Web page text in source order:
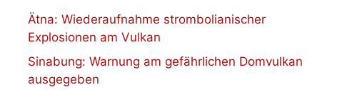
Ätna: Wiederaufnahme strombolianischer
Explosionen am Vulkan
Sinabung: Warnung am gefährlichen Domvulkan
ausgegeben